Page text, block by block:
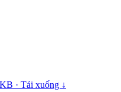
· Tải xuống ↓